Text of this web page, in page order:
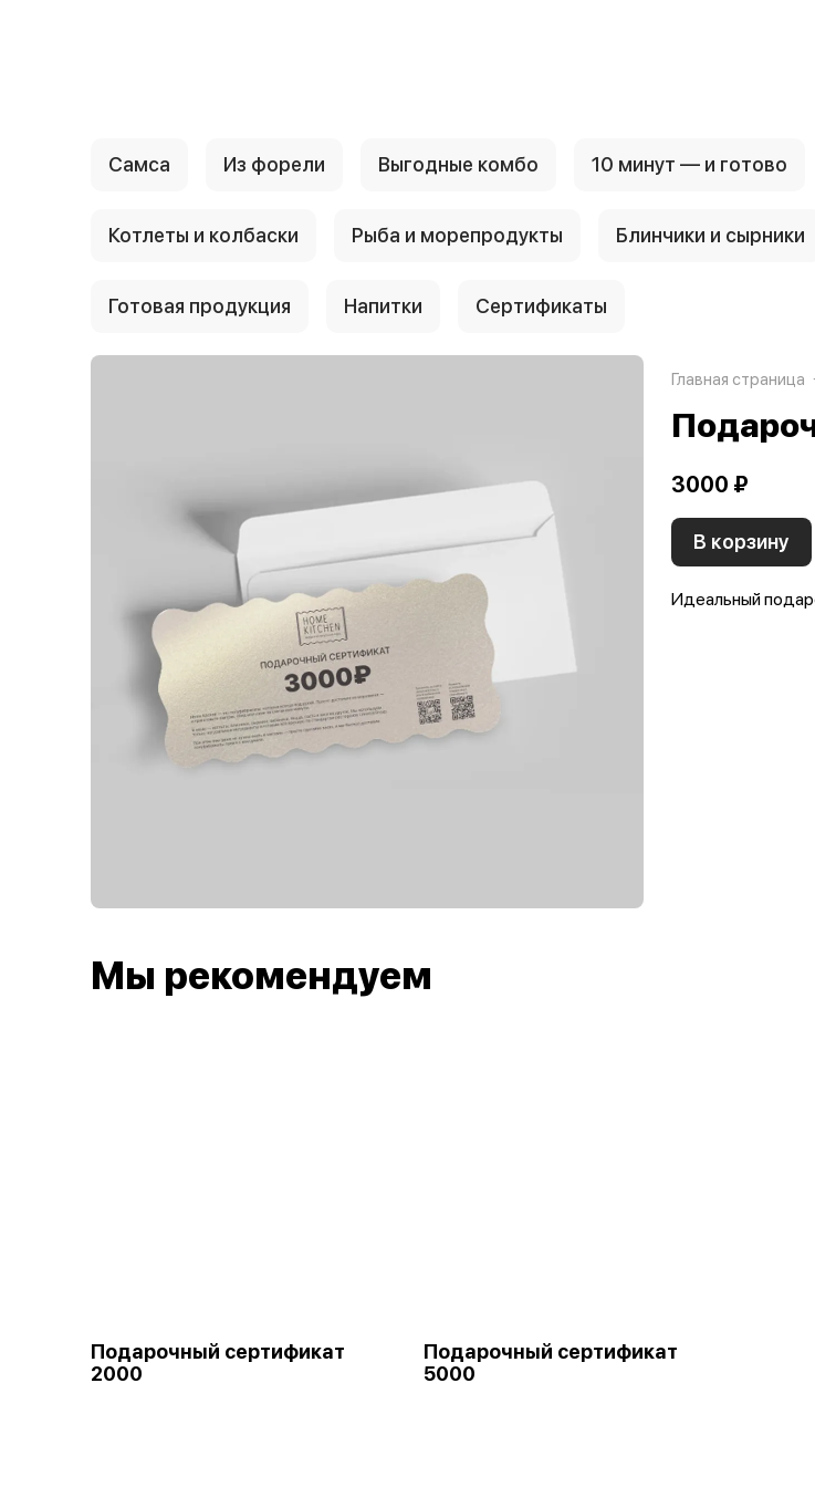
Самса Из форели Выгодные комбо 10 минут — и готово
Котлеты и колбаски Рыба и морепродукты Блинчики и сырники
Готовая продукция Напитки Сертификаты
Главная страница
3000 ₽
В корзину
Идеальный
Мы рекомендуем
Подарочный сертификат
2000
Подарочный сертификат
5000